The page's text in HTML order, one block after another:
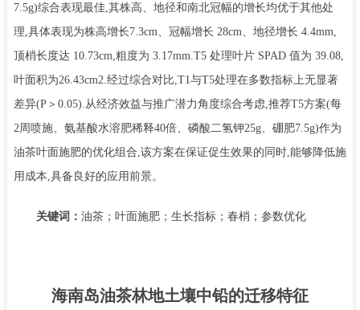
7.5g)综合表现最佳, 其株高、地径和南北冠幅的增长均优于其他处
理 具体表现为株高增长7.3cm、冠幅增长 28cm、地径增长 4.4mm,
顶梢长度达 10.73cm,粗度为 3.17mm.T5 处理叶片 SPAD 值为 39.08,
叶面积为26.43cm2.经过综合对比,T1与T5处理在多数指标上无显著
差异(P＞0.05).从经济效益与推广潜力角度综合考虑,推荐T5方案(每
2周喷施、氨基酸水溶肥稀释40倍、磷酸二氢钾25g、硼肥7.5g)作为
油茶叶面施肥的优化组合,该方案在保证促生效果的同时,能够降低施
用成本,具备良好的应用前景。
关键词： 油茶；叶面施肥；生长指标；春梢；参数优化
海南岛油茶林地土壤中铅的迁移特征